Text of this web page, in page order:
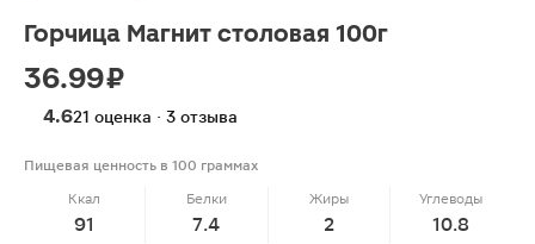
Горчица Магнит столовая 100г
36.99 ₽
4.621 оценка · 3 отзыва
Пищевая ценность в 100 граммах
Ккал
91
Белки
7.4
Жиры
2
Углеводы
10.8